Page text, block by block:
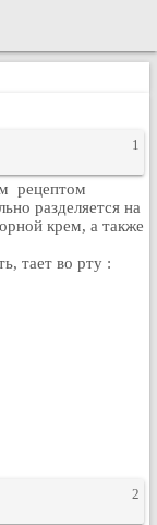
1
рецептом
разделяется на
крем, а также
тает во рту :
2